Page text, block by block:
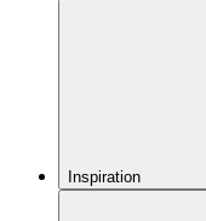
Inspiration